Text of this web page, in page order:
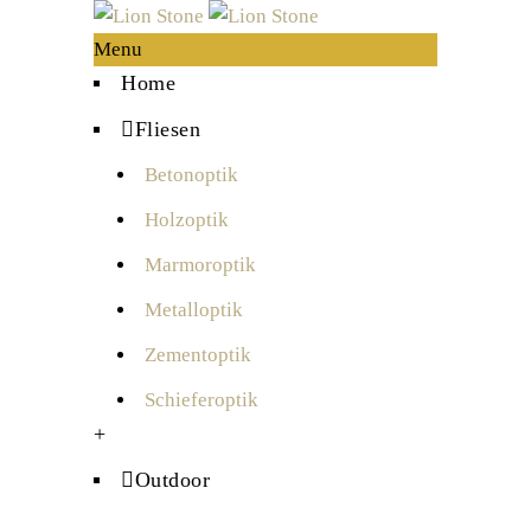
Menu
Home
Fliesen
Betonoptik
Holzoptik
Marmoroptik
Metalloptik
Zementoptik
Schieferoptik
+
Outdoor